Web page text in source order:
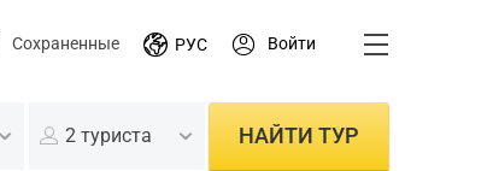
Сохраненные РУС Войти
2 туриста НАЙТИ ТУР